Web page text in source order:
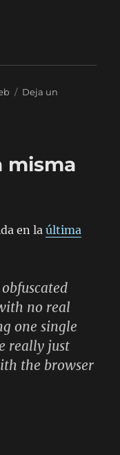
Deja un
misma
en laúltima
no real
one single
really just
the browser